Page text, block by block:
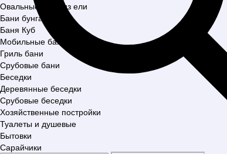
Овальные бани из ели
Бани бунгало
Баня Куб
Мобильные бани
Гриль бани
Срубовые бани
Беседки
Деревянные беседки
Срубовые беседки
Хозяйственные постройки
Туалеты и душевые
Бытовки
Сарайчики